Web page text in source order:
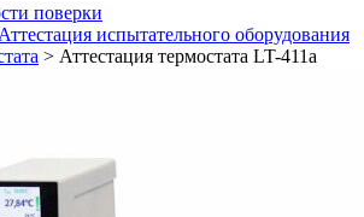
поверки
Аттестация испытательного оборудования
> Аттестация термостата LT-411a